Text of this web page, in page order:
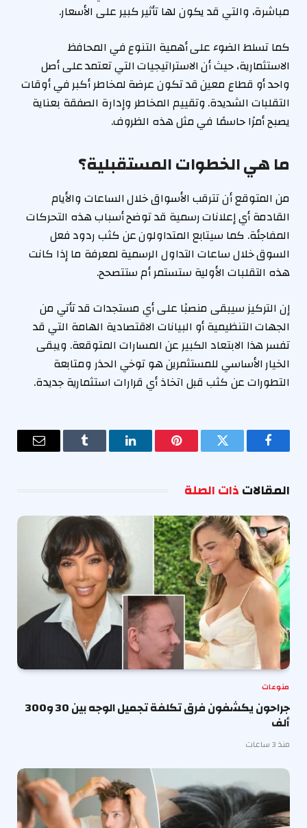
مباشرة، والتي قد يكون لها تأثير كبير على الأسعار.
كما تسلط الضوء على أهمية التنوع في المحافظ
الاستثمارية، حيث أن الاستراتيجيات التي تعتمد على أصل
واحد أو قطاع معين قد تكون عرضة لمخاطر أكبر في أوقات
التقلبات الشديدة. وتقييم المخاطر وإدارة الصفقة بعناية
يصبح أمرًا حاسمًا في مثل هذه الظروف.
ما هي الخطوات المستقبلية؟
من المتوقع أن تترقب الأسواق خلال الساعات والأيام
القادمة أي إعلانات رسمية قد توضح أسباب هذه التحركات
المفاجئة. كما سيتابع المتداولون عن كثب ردود فعل
السوق خلال ساعات التداول الرسمية لمعرفة ما إذا كانت
هذه التقلبات الأولية ستستمر أم ستتصحح.
إن التركيز سيبقى منصبًا على أي مستجدات قد تأتي من
الجهات التنظيمية أو البيانات الاقتصادية الهامة التي قد
تفسر هذا الابتعاد الكبير عن المسارات المتوقعة. ويبقى
الخيار الأساسي للمستثمرين هو توخي الحذر ومتابعة
التطورات عن كثب قبل اتخاذ أي قرارات استثمارية جديدة.
فيسبوك تويتر بينتيريستلينكدإن Tumblr
البريد
المقالاتذات الصلة
منوعات
جراحون يكشفون فرق تكلفة تجميل الوجه بين 30 و300
ألف
منذ 3 ساعات